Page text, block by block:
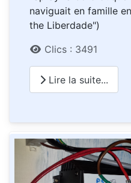
naviguait en famille
the Liberdade")
DétailsClics : 3491
Lire la suite...